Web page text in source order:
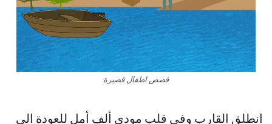
قصص اطفال قصيرة
انطلق القارب وفي قلب مودي ألف أمل للعودة الى